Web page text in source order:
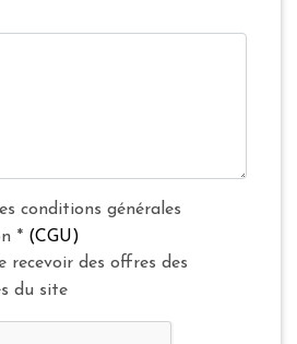
conditions générales
* (CGU)
recevoir des offres des
du site